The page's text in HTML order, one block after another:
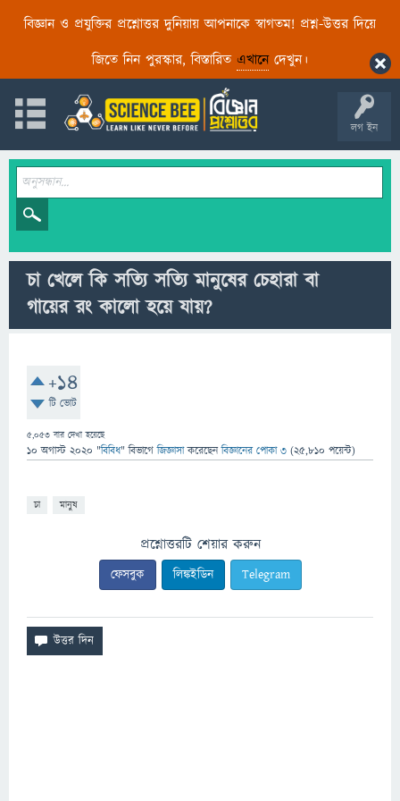
বিজ্ঞান ও প্রযুক্তির প্রশ্নোত্তর দুনিয়ায় আপনাকে স্বাগতম! প্রশ্ন-উত্তর দিয়ে
জিতে নিন পুরস্কার, বিস্তারিত এখানেদেখুন।
লগ ইন
চা খেলে কি সত্যি সত্যি মানুষের চেহারা বা
গায়ের রং কালো হয়ে যায়?
+14
টি ভোট
5,053 বার দেখা হয়েছে
10 অগাস্ট 2020 "বিবিধ" বিভাগে জিজ্ঞাসাকরেছেনবিজ্ঞানের পোকা ৩ (25,810 পয়েন্ট)
চা মানুষ
প্রশ্নোত্তরটি শেয়ার করুন
ফেসবুক লিঙ্কইডিন Telegram